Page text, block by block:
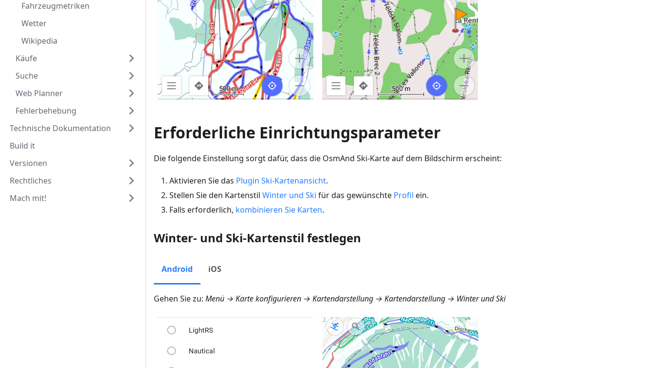
Fahrzeugmetriken
Wetter
Wikipedia
Käufe
Suche
Web Planner
Fehlerbehebung
Technische Dokumentation
Build it
Versionen
Rechtliches
Mach mit!
Erforderliche Einrichtungsparameter
Die folgende Einstellung sorgt dafür, dass die OsmAnd Ski-Karte auf dem Bildschirm erscheint:
Aktivieren Sie das Plugin Ski-Kartenansicht.
Stellen Sie den Kartenstil Winter und Ski für das gewünschte Profil ein.
Falls erforderlich, kombinieren Sie Karten.
Winter- und Ski-Kartenstil festlegen
Android iOS
Gehen Sie zu: Menü → Karte konfigurieren → Kartendarstellung → Kartendarstellung → Winter und Ski